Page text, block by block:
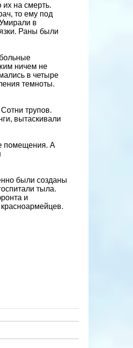
на смерть.
то ему под
в
Раны были
ничем не
в четыре
темноты.
трупов.
вытаскивали
помещения. А
были созданы
тыла.
и